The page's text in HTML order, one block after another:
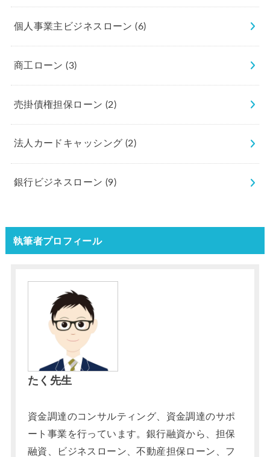
個人事業主ビジネスローン(6)
商工ローン(3)
売掛債権担保ローン (2)
法人カードキャッシング (2)
銀行ビジネスローン (9)
執筆者プロフィール
たく先生
資金調達のコンサルティング、資金調達のサポ
ート事業を行っています。銀行融資から、担保
融資、ビジネスローン、不動産担保ローン、フ